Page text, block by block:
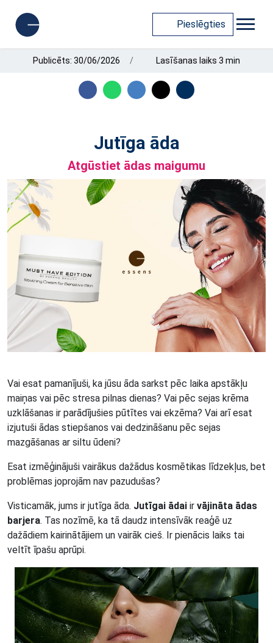
Pieslēgties
Publicēts: 30/06/2026 Lasīšanas laiks 3 min
Jutīga āda
Atgūstiet ādas maigumu
Vai esat pamanījuši, ka jūsu āda sarkst pēc laika apstākļu
maiņas vai pēc stresa pilnas dienas? Vai pēc sejas krēma
uzklāšanas ir parādījušies pūtītes vai ekzēma? Vai arī esat
izjutuši ādas stiepšanos vai dedzināšanu pēc sejas
mazgāšanas ar siltu ūdeni?
Esat izmēģinājuši vairākus dažādus kosmētikas līdzekļus, bet
problēmas joprojām nav pazudušas?
Visticamāk, jums ir jutīga āda. Jutīgai ādai ir vājināta ādas
barjera. Tas nozīmē, ka tā daudz intensīvāk reaģē uz
dažādiem kairinātājiem un vairāk cieš. Ir pienācis laiks tai
veltīt īpašu aprūpi.